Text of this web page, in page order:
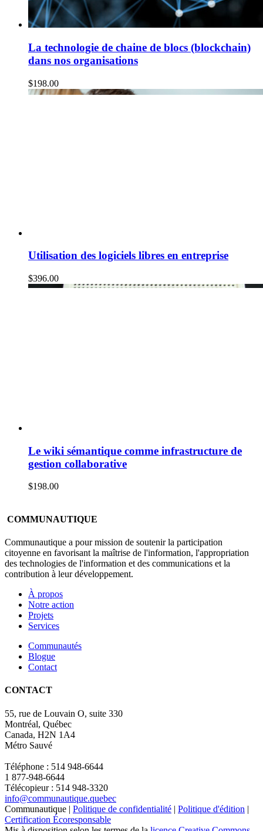
La technologie de chaine de blocs (blockchain)
dans nos organisations
$198.00
Utilisation des logiciels libres en entreprise
$396.00
Le wiki sémantique comme infrastructure de
gestion collaborative
$198.00
COMMUNAUTIQUE
Communautique a pour mission de soutenir la participation
citoyenne en favorisant la maîtrise de l'information, l'appropriation
des technologies de l'information et des communications et la
contribution à leur développement.
À propos
Notre action
Projets
Services
Communautés
Blogue
Contact
CONTACT
55, rue de Louvain O, suite 330
Montréal, Québec
Canada, H2N 1A4
Métro Sauvé
Téléphone : 514 948-6644
1 877-948-6644
Télécopieur : 514 948-3320
info@communautique.quebec
Communautique | Politique de confidentialité | Politique d'édition |
Certification Écoresponsable